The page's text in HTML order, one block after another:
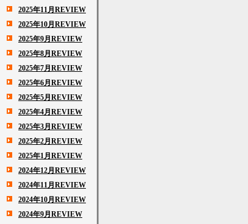
2025年11月REVIEW
2025年10月REVIEW
2025年9月REVIEW
2025年8月REVIEW
2025年7月REVIEW
2025年6月REVIEW
2025年5月REVIEW
2025年4月REVIEW
2025年3月REVIEW
2025年2月REVIEW
2025年1月REVIEW
2024年12月REVIEW
2024年11月REVIEW
2024年10月REVIEW
2024年9月REVIEW